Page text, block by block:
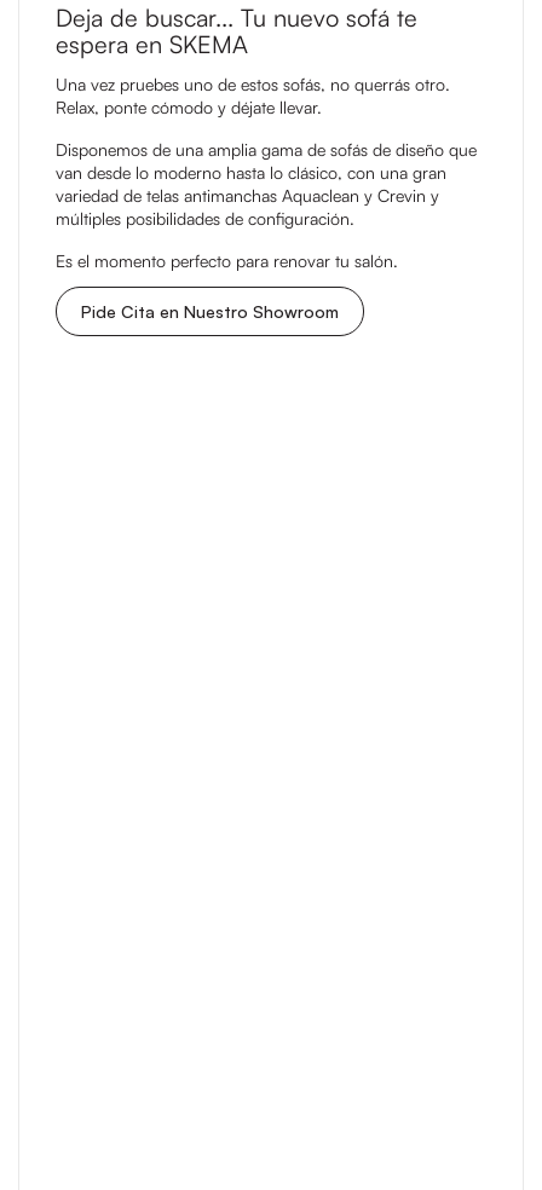
Deja de buscar... Tu nuevo sofá te
espera en SKEMA
Una vez pruebes uno de estos sofás, no querrás otro.
Relax, ponte cómodo y déjate llevar.
Disponemos de una amplia gama de sofás de diseño que
van desde lo moderno hasta lo clásico, con una gran
variedad de telas antimanchas Aquaclean y Crevin y
múltiples posibilidades de configuración.
Es el momento perfecto para renovar tu salón.
Pide Cita en Nuestro Showroom